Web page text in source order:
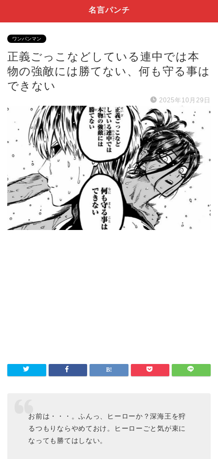
名言パンチ
ワンパンマン
正義ごっこなどしている連中では本
物の強敵には勝てない、何も守る事は
できない
2025年10月29日
お前は・・・。ふんっ、ヒーローか？深海王を狩
るつもりならやめておけ。ヒーローごと気が束に
なっても勝てはしない。